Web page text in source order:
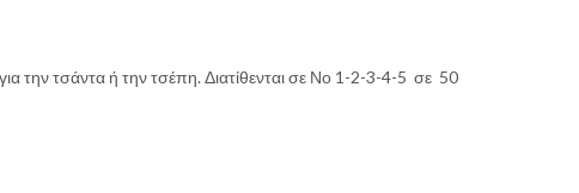
την τσάντα ή την τσέπη. Διατίθενται σε Νο 1-2-3-4-5 σε 50